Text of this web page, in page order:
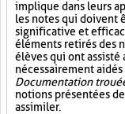
implique dans leurs
les notes qui doivent
significative et
éléments retirés des
élèves qui ont assisté
nécessairement aidés
Documentation
notions présentées
assimiler.